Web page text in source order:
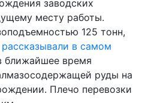
заводских
месту работы.
125 тонн,
в самом
ближайшее время
руды на
Плечо перевозки